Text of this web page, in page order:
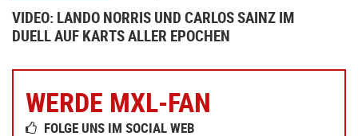
VIDEO: LANDO NORRIS UND CARLOS SAINZ IM
DUELL AUF KARTS ALLER EPOCHEN
WERDE MXL-FAN
FOLGE UNS IM SOCIAL WEB